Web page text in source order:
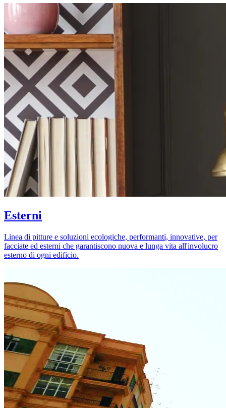
Esterni
Linea di pitture e soluzioni ecologiche, performanti, innovative, per
facciate ed esterni che garantiscono nuova e lunga vita all'involucro
esterno di ogni edificio.